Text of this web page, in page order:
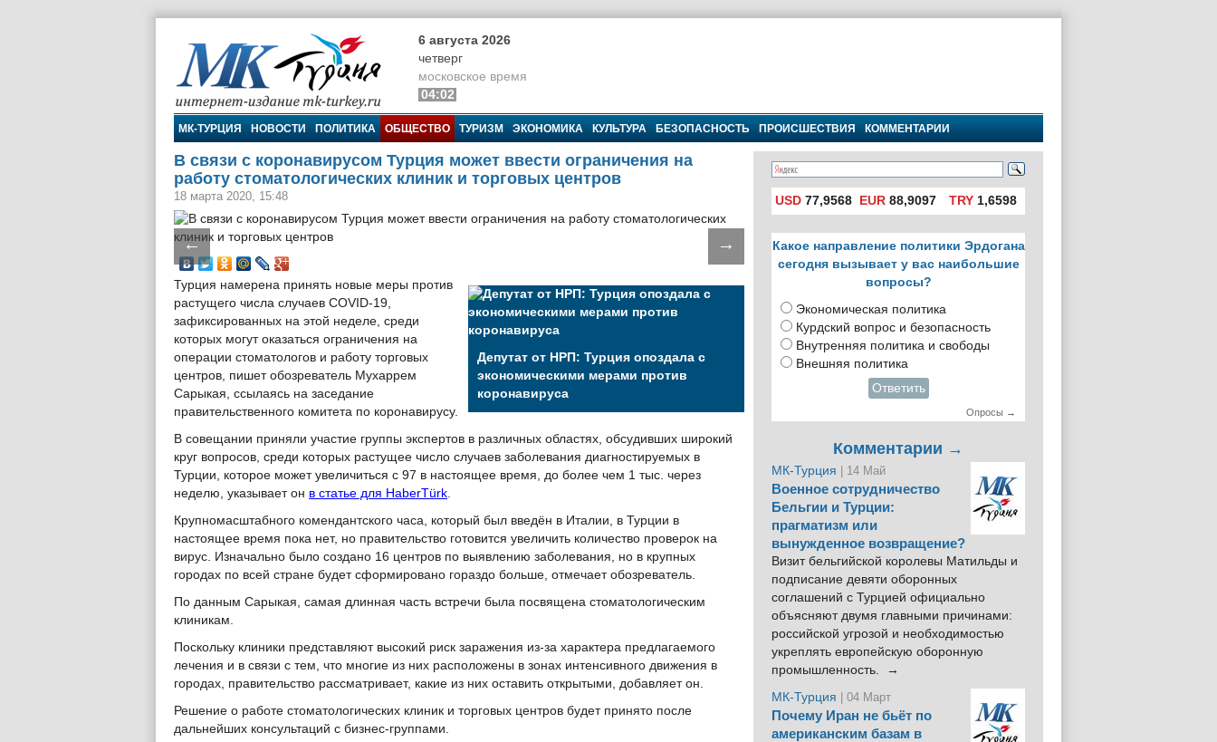
МК-Турция
6 августа 2026
четверг
московское время
04:02
МК-ТУРЦИЯ НОВОСТИ ПОЛИТИКА ОБЩЕСТВО ТУРИЗМ ЭКОНОМИКА КУЛЬТУРА БЕЗОПАСНОСТЬ ПРОИСШЕСТВИЯ КОММЕНТАРИИ
В связи с коронавирусом Турция может ввести ограничения на
работу стоматологических клиник и торговых центров
18 марта 2020, 15:48
← →
Депутат от НРП: Турция опоздала с
экономическими мерами против
коронавируса
Турция намерена принять новые меры против
растущего числа случаев COVID-19,
зафиксированных на этой неделе, среди
которых могут оказаться ограничения на
операции стоматологов и работу торговых
центров, пишет обозреватель Мухаррем
Сарыкая, ссылаясь на заседание
правительственного комитета по коронавирусу.
В совещании приняли участие группы экспертов в различных областях, обсудивших широкий
круг вопросов, среди которых растущее число случаев заболевания диагностируемых в
Турции, которое может увеличиться с 97 в настоящее время, до более чем 1 тыс. через
неделю, указывает он в статье для HaberTürk.
Крупномасштабного комендантского часа, который был введён в Италии, в Турции в
настоящее время пока нет, но правительство готовится увеличить количество проверок на
вирус. Изначально было создано 16 центров по выявлению заболевания, но в крупных
городах по всей стране будет сформировано гораздо больше, отмечает обозреватель.
По данным Сарыкая, самая длинная часть встречи была посвящена стоматологическим
клиникам.
Поскольку клиники представляют высокий риск заражения из-за характера предлагаемого
лечения и в связи с тем, что многие из них расположены в зонах интенсивного движения в
городах, правительство рассматривает, какие из них оставить открытыми, добавляет он.
Решение о работе стоматологических клиник и торговых центров будет принято после
дальнейших консультаций с бизнес-группами.
USD 77,9568 EUR 88,9097 TRY1,6598
Какое направление политики Эрдогана
сегодня вызывает у вас наибольшие
вопросы?
Экономическая политика
Курдский вопрос и безопасность
Внутренняя политика и свободы
Внешняя политика
Ответить
Опросы →
Комментарии →
МК-Турция | 14 Май
Военное сотрудничество
Бельгии и Турции:
прагматизм или
вынужденное возвращение?
Визит бельгийской королевы Матильды и
подписание девяти оборонных
соглашений с Турцией официально
объясняют двумя главными причинами:
российской угрозой и необходимостью
укреплять европейскую оборонную
промышленность. →
МК-Турция
| 04 Март
Почему Иран не бьёт по
американским базам в